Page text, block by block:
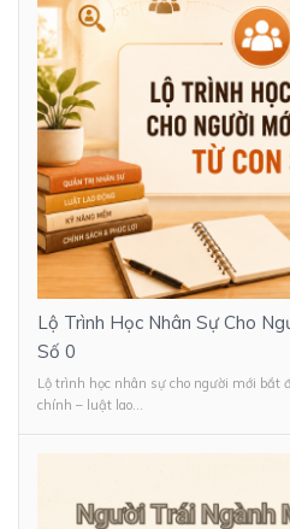
Lộ Trình Học Nhân Sự Cho
Số 0
Lộ trình học nhân sự cho người mới bắt
chính – luật lao...